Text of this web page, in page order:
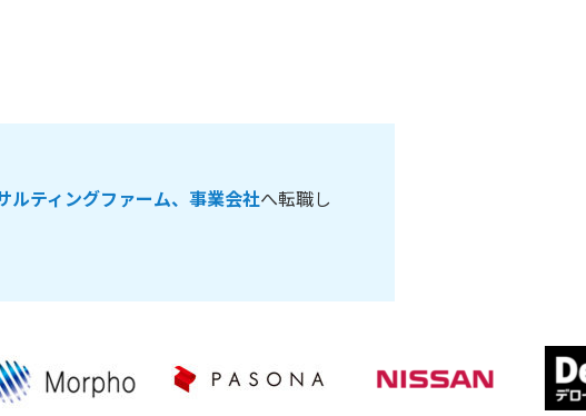
ルティングファーム、事業会社へ転職し